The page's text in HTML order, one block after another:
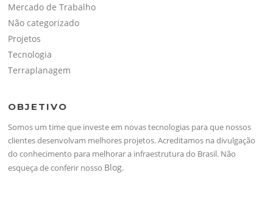
Mercado de Trabalho
Não categorizado
Projetos
Tecnologia
Terraplanagem
OBJETIVO
Somos um time que investe em novas tecnologias para que nossos
clientes desenvolvam melhores projetos. Acreditamos na divulgação
do conhecimento para melhorar a infraestrutura do Brasil. Não
esqueça de conferir nosso Blog.